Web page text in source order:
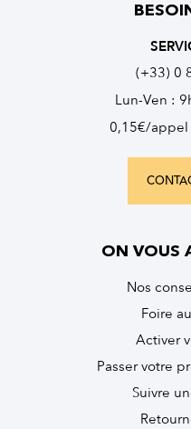
(+33) 0
Lun-Ven :
0,15€/appel
ON VOUS
Nos
Foire
Activer
Passer votre
Suivre